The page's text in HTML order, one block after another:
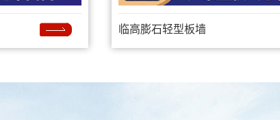
临高膨石轻型板墙